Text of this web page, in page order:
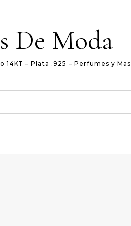
De Moda
14KT – Plata .925 – Perfumes y Mas